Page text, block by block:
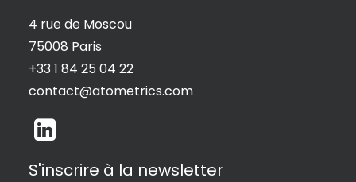
4 rue de Moscou
75008 Paris
+33 1 84 25 04 22
contact@atometrics.com
S'inscrire à la newsletter